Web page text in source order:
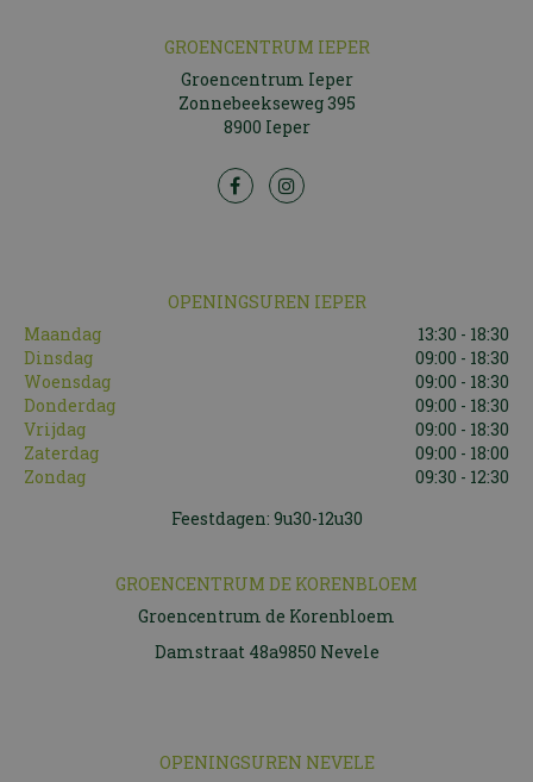
GROENCENTRUM IEPER
Groencentrum Ieper
Zonnebeekseweg 395
8900 Ieper
OPENINGSUREN IEPER
Maandag
13:30 - 18:30
Dinsdag
09:00 - 18:30
Woensdag
09:00 - 18:30
Donderdag
09:00 - 18:30
Vrijdag
09:00 - 18:30
Zaterdag
09:00 - 18:00
Zondag
09:30 - 12:30
Feestdagen: 9u30-12u30
GROENCENTRUM DE KORENBLOEM
Groencentrum de Korenbloem
Damstraat 48a9850 Nevele
OPENINGSUREN NEVELE